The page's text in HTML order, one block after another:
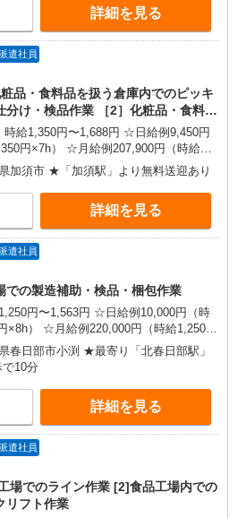
詳細を見る
遣社員
粧品・食料品を扱う倉庫内でのピッキ
分け・検品作業 ［2］化粧品・食料品
庫内でのフォークリフト作業
時給1,350円〜1,688円 ☆日給例9,450円
円×7h） ☆月給例207,900円（時給
日） ［2］特別時給2,000円（入社
迄） 時給1,550円〜1,938円（通常時
例10,850円（時給1,550円×7h） ☆月
円（時給1,550円×7h×22日） ※経
による
加須市 ★「加須駅」より無料送迎あり
詳細を見る
遣社員
での製造補助・検品・梱包作業
円〜1,563円 ☆日給例10,000円（時
×8h） ☆月給例220,000円（時給1,250円
） ※経験・能力等による
春日部市小渕 ★最寄り「北春日部駅」
10分
詳細を見る
遣社員
場でのライン作業 [2]食品工場内での
リフト作業